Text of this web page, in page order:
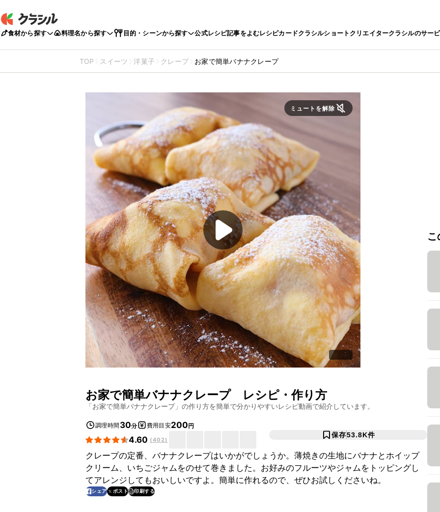
食材から探す 料理名から探す 目的・シーンから探す 公式レシピ記事をよむレシピカードクラシルショートクリエイタークラシルのサー
TOP スイーツ 洋菓子 クレープ お家で簡単バナナクレープ
ミュートを解除
お家で簡単バナナクレープレシピ・作り方
「お家で簡単バナナクレープ」の作り方を簡単で分かりやすいレシピ動画で紹介しています。
調理時間 30分 費用目安200円
4.60 (402)
保存53.8K件
クレープの定番、バナナクレープはいかがでしょうか。薄焼きの生地にバナナとホイップ
クリーム、いちごジャムをのせて巻きました。お好みのフルーツやジャムをトッピングし
てアレンジしてもおいしいですよ。簡単に作れるので、ぜひお試しくださいね。
シェア ポスト 印刷する